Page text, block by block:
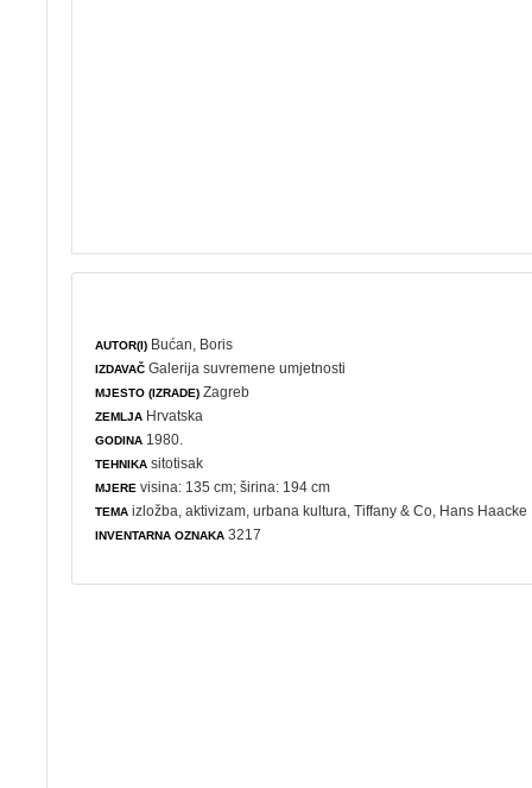
AUTOR(I) Bućan, Boris
IZDAVAČ Galerija suvremene umjetnosti
MJESTO (IZRADE) Zagreb
ZEMLJA Hrvatska
GODINA 1980.
TEHNIKA sitotisak
MJERE visina: 135 cm; širina: 194 cm
TEMA izložba ,aktivizam ,urbana kultura , Tiffany & Co, Hans Haacke
INVENTARNA OZNAKA 3217